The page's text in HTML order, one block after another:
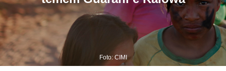
Foto: CIMI